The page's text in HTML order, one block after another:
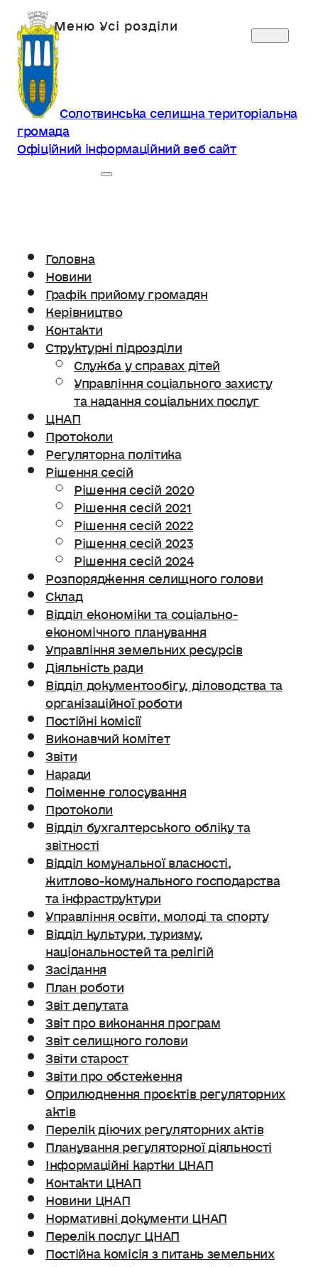
Солотвинська селищна територіальна
громада
Офіційний інформаційний веб сайт
Головна
Новини
Графік прийому громадян
Керівництво
Контакти
Структурні підрозділи
Служба у справах дітей
Управління соціального захисту
та надання соціальних послуг
ЦНАП
Протоколи
Регуляторна політика
Рішення сесій
Рішення сесій 2020
Рішення сесій 2021
Рішення сесій 2022
Рішення сесій 2023
Рішення сесій 2024
Розпорядження селищного голови
Склад
Відділ економіки та соціально-
економічного планування
Управління земельних ресурсів
Діяльність ради
Відділ документообігу, діловодства та
організаційної роботи
Постійні комісії
Виконавчий комітет
Звіти
Наради
Поіменне голосування
Протоколи
Відділ бухгалтерського обліку та
звітності
Відділ комунальної власності,
житлово-комунального господарства
та інфраструктури
Управління освіти, молоді та спорту
Відділ культури, туризму,
національностей та релігій
Засідання
План роботи
Звіт депутата
Звіт про виконання програм
Звіт селищного голови
Звіти старост
Звіти про обстеження
Оприлюднення проєктів регуляторних
актів
Перелік діючих регуляторних актів
Планування регуляторної діяльності
Інформаційні картки ЦНАП
Контакти ЦНАП
Новини ЦНАП
Нормативні документи ЦНАП
Перелік послуг ЦНАП
Постійна комісія з питань земельних